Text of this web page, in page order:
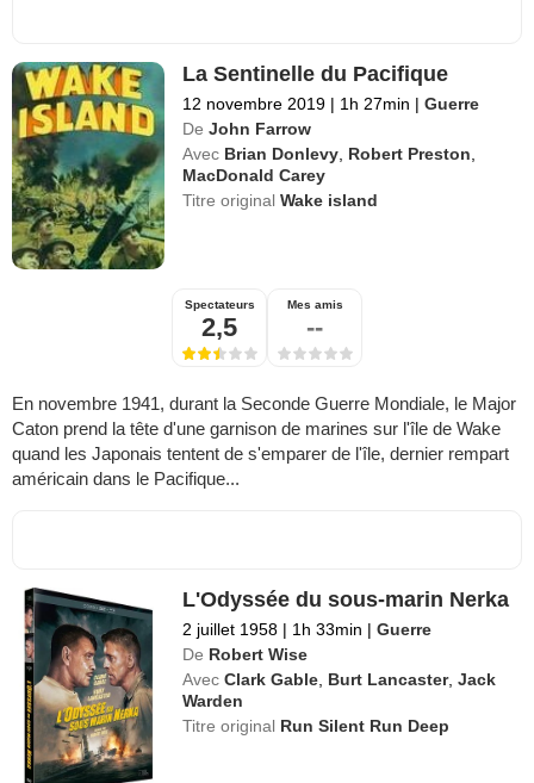
La Sentinelle du Pacifique
12 novembre 2019 | 1h 27min | Guerre
De John Farrow
Avec Brian Donlevy Robert Preston
MacDonald Carey
Titre originalWake island
Spectateurs
2,5
Mes amis
--
En novembre 1941, durant la Seconde Guerre Mondiale, le Major
Caton prend la tête d'une garnison de marines sur l'île de Wake
quand les Japonais tentent de s'emparer de l'île, dernier rempart
américain dans le Pacifique...
L'Odyssée du sous-marin Nerka
2 juillet 1958 | 1h 33min | Guerre
De Robert Wise
Avec Clark Gable Burt Lancaster,Jack
Warden
Titre original Run Silent Run Deep